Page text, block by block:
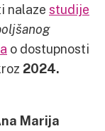
nalaze studije
o dostupnosti
2024.
Marija